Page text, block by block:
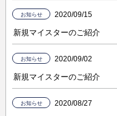
お知らせ 2020/09/15
新規マイスターのご紹介
お知らせ 2020/09/02
新規マイスターのご紹介
お知らせ 2020/08/27